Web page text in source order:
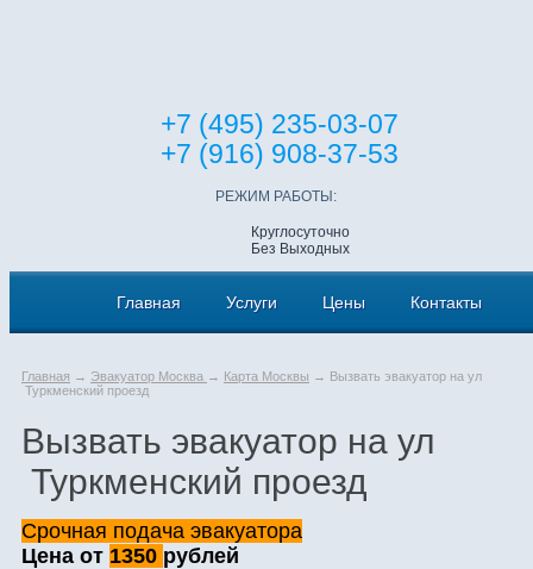
+7 (495) 235-03-07
+7 (916) 908-37-53
РЕЖИМ РАБОТЫ:
Круглосуточно
Без Выходных
Главная Услуги Цены Контакты
Главная → Эвакуатор Москва → Карта Москвы → Вызвать эвакуатор на ул
Туркменский проезд
Вызвать эвакуатор на ул
Туркменский проезд
Срочная подача эвакуатора
Цена от 1350 рублей